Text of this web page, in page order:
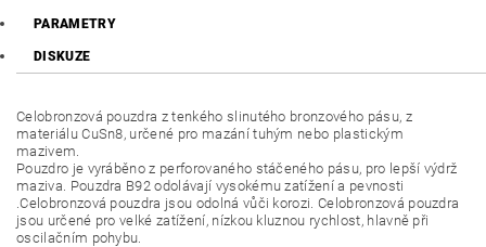
PARAMETRY
DISKUZE
Celobronzová pouzdra z tenkého slinutého bronzového pásu, z
materiálu CuSn8, určené pro mazání tuhým nebo plastickým
mazivem.
Pouzdro je vyráběno z perforovaného stáčeného pásu, pro lepší výdrž
maziva. Pouzdra B92 odolávají vysokému zatížení a pevnosti
.Celobronzová pouzdra jsou odolná vůči korozi. Celobronzová pouzdra
jsou určené pro velké zatížení, nízkou kluznou rychlost, hlavně při
oscilačním pohybu.